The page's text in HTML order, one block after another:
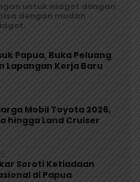
untuk widget dengan
dengan mudah
Papua, Buka Peluang
Lapangan Kerja Baru
Mobil Toyota 2026,
hingga Land Cruiser
Soroti Ketiadaan
di Papua